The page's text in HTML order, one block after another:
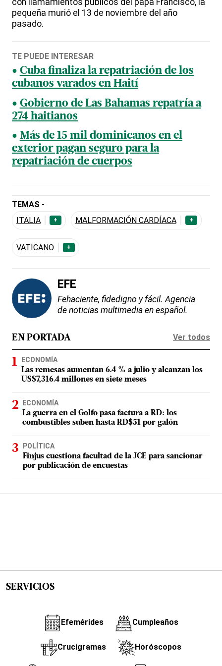
con llamamientos públicos del papa Francisco, la
pequeña murió el 13 de noviembre del año
pasado.
TE PUEDE INTERESAR
Cuba finaliza la repatriación de los
cubanos varados en Haití
Gobierno de Las Bahamas repatría a
274 haitianos
Más de 15 mil dominicanos en el
exterior pagan seguro para la
repatriación de cuerpos
TEMAS -
ITALIA
+ MALFORMACIÓN CARDÍACA +
VATICANO +
EFE
Fehaciente, fidedigno y fácil. Agencia
de noticias multimedia en español.
EN PORTADA Ver todos
ECONOMÍA
Las remesas aumentan 6.4 % a julio y alcanzan los
US$7,316.4 millones en siete meses
ECONOMÍA
La guerra en el Golfo pasa factura a RD: los
combustibles suben hasta RD$51 por galón
POLÍTICA
Finjus cuestiona facultad de la JCE para sancionar
por publicación de encuestas
SERVICIOS
Efemérides Cumpleaños
Crucigramas Horóscopos